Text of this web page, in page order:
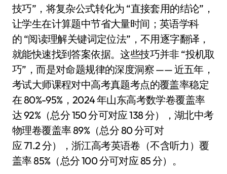
技巧”，将复杂公式转化为 “直接套用的结论”，
让学生在计算题中节省大量时间；英语学科
的 “阅读理解关键词定位法”，不用逐字翻译，
就能快速找到答案依据。这些技巧并非 “投机取
巧”，而是对命题规律的深度洞察 —— 近五年，
考试大师课程对中高考真题考点的覆盖率稳定
在 80%-95%，2024 年山东高考数学卷覆盖率
达 92%（总分 150 分可对应 138 分），湖北中考
物理卷覆盖率 89%（总分 80 分可对
应 71.2 分），浙江高考英语卷（不含听力）覆
盖率 85%（总分 100 分可对应 85 分）。